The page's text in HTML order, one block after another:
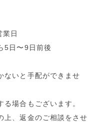
日
5日〜9日前後
ないと手配ができませ
場合もございます。
、返金のご相談をさせ